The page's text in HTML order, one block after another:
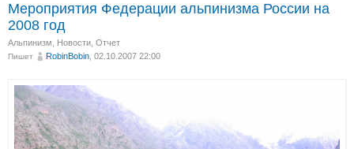
Мероприятия Федерации альпинизма России на
2008 год
Альпинизм Новости Отчет
Пишет RobinBobin , 02.10.2007 22:00